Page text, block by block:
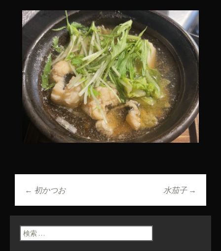
投稿ナビゲーショ
ン
← 初かつお 水茄子 →
検索: